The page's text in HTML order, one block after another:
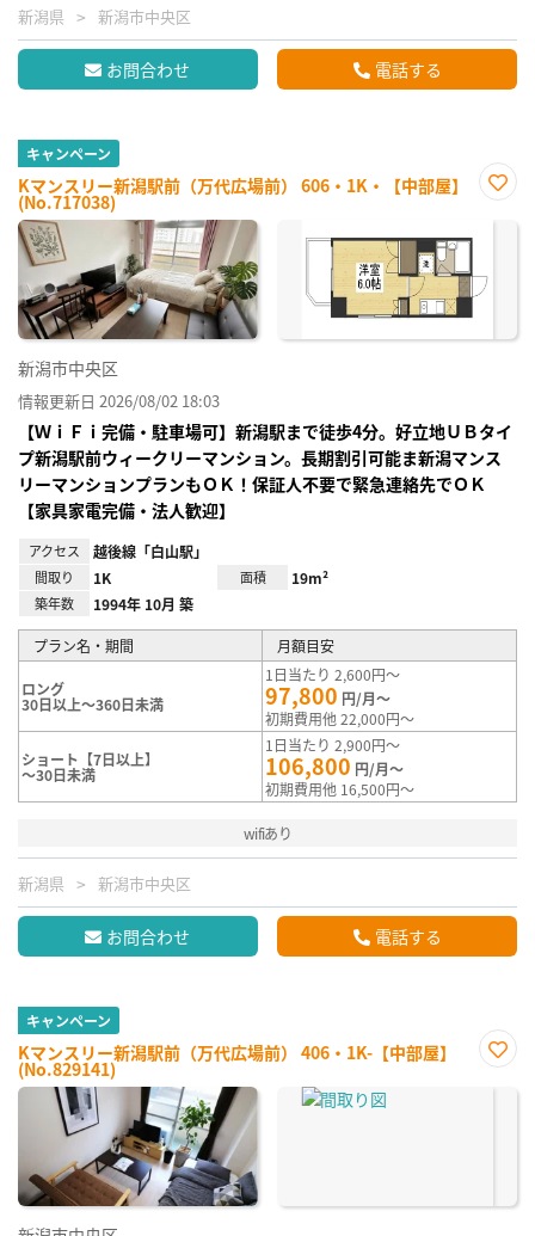
新潟県 新潟市中央区
お問合わせ 電話する
キャンペーン
Kマンスリー新潟駅前（万代広場前） 606・1K・【中部屋】
(No.717038)
に入
新潟市中央区
情報更新日 2026/08/02 18:03
【ＷｉＦｉ完備・駐車場可】新潟駅まで徒歩4分。好立地ＵＢタイ
プ新潟駅前ウィークリーマンション。長期割引可能ま新潟マンス
リーマンションプランもＯＫ！保証人不要で緊急連絡先でＯＫ
【家具家電完備・法人歓迎】
アクセス 越後線「白山駅」
間取り 1K 面積 19m²
築年数 1994年 10月 築
プラン名・期間 月額目安
ロング
30日以上～360日未満
1日当たり 2,600円～
97,800 円/月～
初期費用他 22,000円～
ショート【7日以上】
～30日未満
1日当たり 2,900円～
106,800 円/月～
初期費用他 16,500円～
wifiあり
新潟県 新潟市中央区
お問合わせ 電話する
キャンペーン
Kマンスリー新潟駅前（万代広場前） 406・1K-【中部屋】
(No.829141)
に入